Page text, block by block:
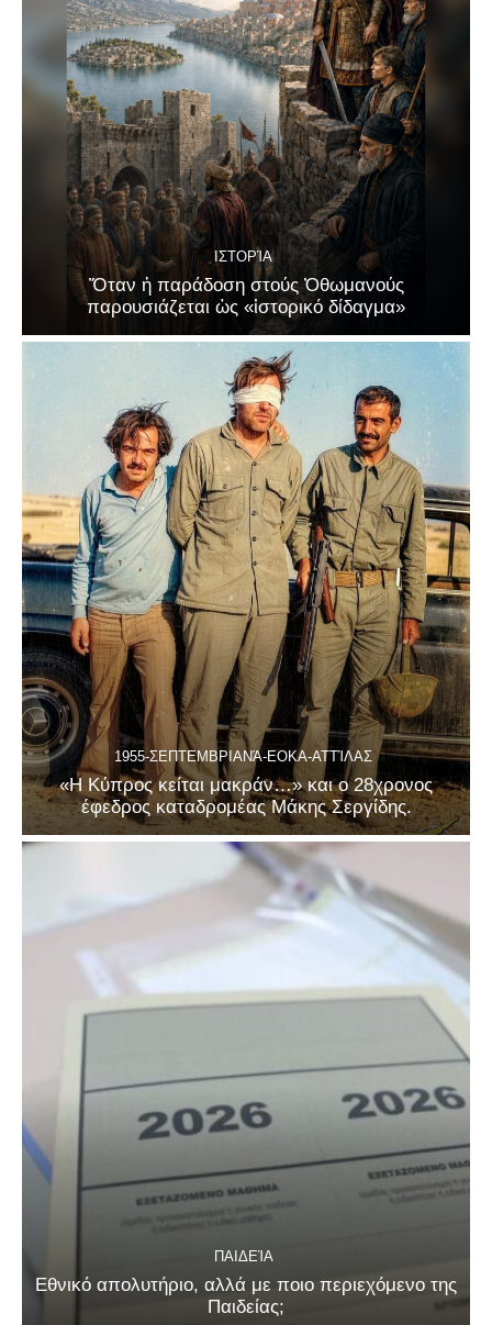
ΙΣΤΟΡΊΑ
Ὅταν ἡ παράδοση στούς Ὀθωμανούς
παρουσιάζεται ὡς «ἱστορικό δίδαγμα»
1955-ΣΕΠΤΕΜΒΡΙΑΝΆ-ΕΟΚΑ-ΑΤΤΊΛΑΣ
«Η Κύπρος κείται μακράν…» και ο 28χρονος
έφεδρος καταδρομέας Μάκης Σεργίδης.
ΠΑΙΔΕΊΑ
Εθνικό απολυτήριο, αλλά με ποιο περιεχόμενο της
Παιδείας;